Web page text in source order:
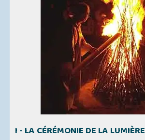
I - LA CÉRÉMONIE DE LA LUMIÈRE